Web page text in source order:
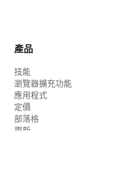
產品
技能
瀏覽器擴充功能
應用程式
定價
部落格
更新